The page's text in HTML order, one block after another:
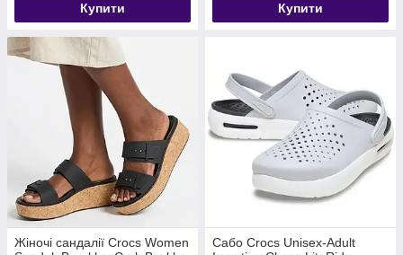
Купити Купити
Жіночі сандалії Crocs Women
Сабо Crocs Unisex-Adult